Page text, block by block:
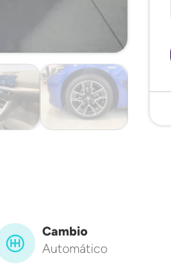
Cambio
Automático